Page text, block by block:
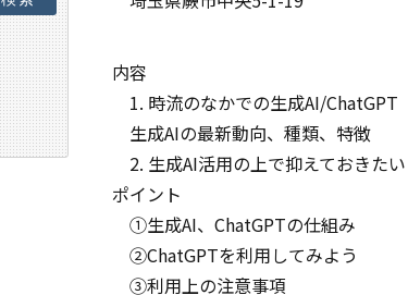
内容
1. 時流のなかでの生成AI/ChatGPT
生成AIの最新動向、種類、特徴
2. 生成AI活用の上で抑えておきたい
ポイント
①生成AI、ChatGPTの仕組み
②ChatGPTを利用してみよう
③利用上の注意事項